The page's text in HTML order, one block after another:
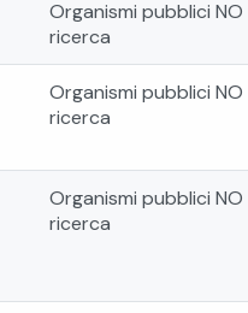
Organismi pubblici NO
ricerca
Organismi pubblici NO
ricerca
Organismi pubblici NO
ricerca